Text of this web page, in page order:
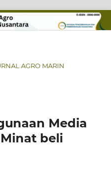
AGRO MARIN
Media
beli